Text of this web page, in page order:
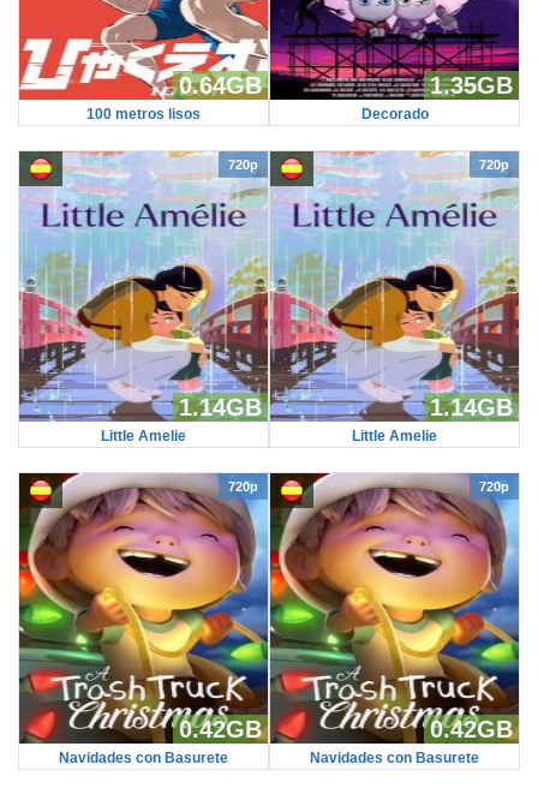
0.64GB
100 metros lisos
1.35GB
Decorado
720p
1.14GB
Little Amelie
720p
1.14GB
Little Amelie
720p
0.42GB
Navidades con Basurete
720p
0.42GB
Navidades con Basurete